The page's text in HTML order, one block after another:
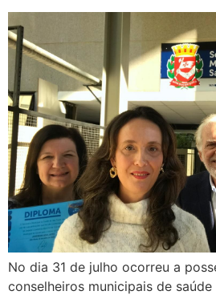
No dia 31 de julho ocorreu a
conselheiros municipais de